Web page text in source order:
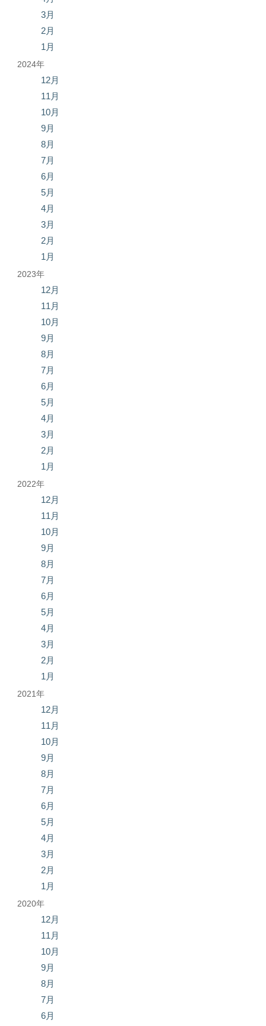
3月
2月
1月
2024年
12月
11月
10月
9月
8月
7月
6月
5月
4月
3月
2月
1月
2023年
12月
11月
10月
9月
8月
7月
6月
5月
4月
3月
2月
1月
2022年
12月
11月
10月
9月
8月
7月
6月
5月
4月
3月
2月
1月
2021年
12月
11月
10月
9月
8月
7月
6月
5月
4月
3月
2月
1月
2020年
12月
11月
10月
9月
8月
7月
6月